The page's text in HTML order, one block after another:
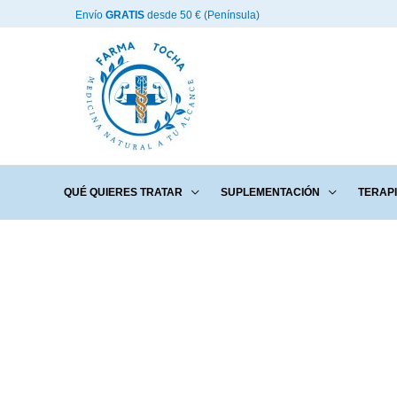
Envío GRATIS desde 50 € (Península)
QUÉ QUIERES TRATAR SUPLEMENTACIÓN